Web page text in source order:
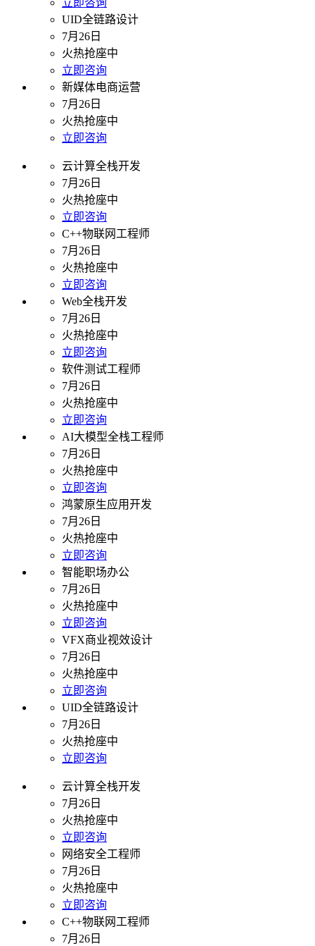
立即咨询
UID全链路设计
7月26日
火热抢座中
立即咨询
新媒体电商运营
7月26日
火热抢座中
立即咨询
云计算全栈开发
7月26日
火热抢座中
立即咨询
C++物联网工程师
7月26日
火热抢座中
立即咨询
Web全栈开发
7月26日
火热抢座中
立即咨询
软件测试工程师
7月26日
火热抢座中
立即咨询
AI大模型全栈工程师
7月26日
火热抢座中
立即咨询
鸿蒙原生应用开发
7月26日
火热抢座中
立即咨询
智能职场办公
7月26日
火热抢座中
立即咨询
VFX商业视效设计
7月26日
火热抢座中
立即咨询
UID全链路设计
7月26日
火热抢座中
立即咨询
云计算全栈开发
7月26日
火热抢座中
立即咨询
网络安全工程师
7月26日
火热抢座中
立即咨询
C++物联网工程师
7月26日